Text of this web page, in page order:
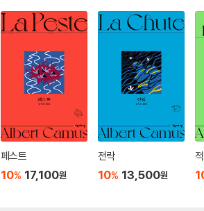
페스트
10% 17,100원
전락
10% 13,500원